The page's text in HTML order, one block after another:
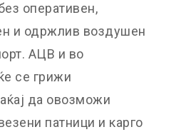
оперативен,
и одржлив воздушен
АЦВ и во
се грижи
да овозможи
патници и карго